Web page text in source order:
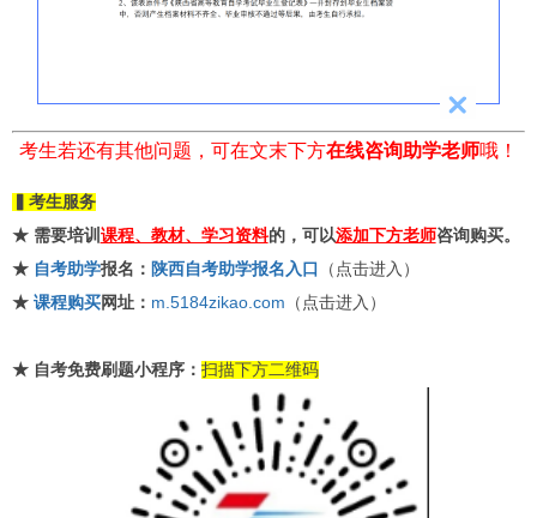
考生若还有其他问题，可在文末下方在线咨询助学老师哦！
▍考生服务
★ 需要培训 课程、教材、学习资料的，可以添加下方老师咨询购买。
★ 自考助学报名： 陕西自考助学报名入口
（点击进入）
★ 课程购买网址： m.5184zikao.com （点击进入）
★ 自考免费刷题小程序： 扫描下方二维码